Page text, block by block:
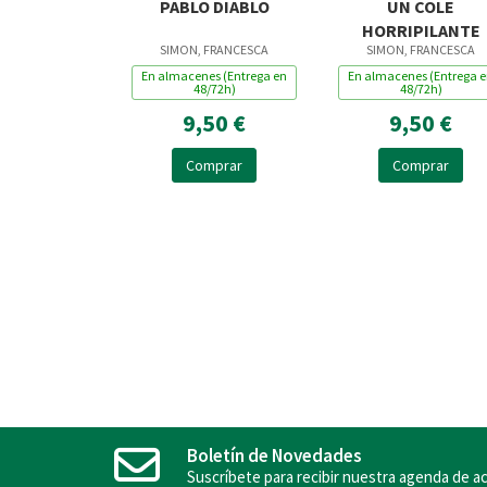
PABLO DIABLO
SIMON, FRANCESCA
En almacenes (Entrega en
48/72h)
9,50 €
Comprar
UN COLE
HORRIPILANTE
SIMON, FRANCESCA
En almacenes (Entrega
48/72h)
9,50 €
Comprar
Boletín de Novedades
Suscríbete para recibir nuestra agenda de